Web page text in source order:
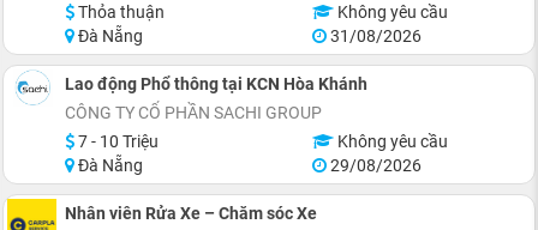
Thỏa thuận
Không yêu cầu
Đà Nẵng
31/08/2026
Lao động Phổ thông tại KCN Hòa Khánh
CÔNG TY CỔ PHẦN SACHI GROUP
7 - 10 Triệu
Không yêu cầu
Đà Nẵng
29/08/2026
Nhân viên Rửa Xe – Chăm sóc Xe